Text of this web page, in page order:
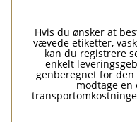
Hvis du ønsker at
vævede etiketter,
kan du registrere
enkelt
genberegnet for
modtage